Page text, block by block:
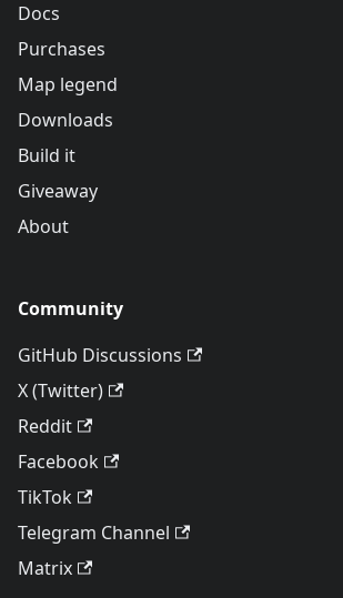
Docs
Purchases
Map legend
Downloads
Build it
Giveaway
About
Community
GitHub Discussions
X (Twitter)
Reddit
Facebook
TikTok
Telegram Channel
Matrix